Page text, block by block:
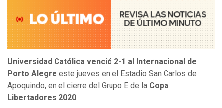
Universidad Católica venció 2-1 al Internacional de
Porto Alegre este jueves en el Estadio San Carlos de
Apoquindo, en el cierre del Grupo E de la Copa
Libertadores 2020.